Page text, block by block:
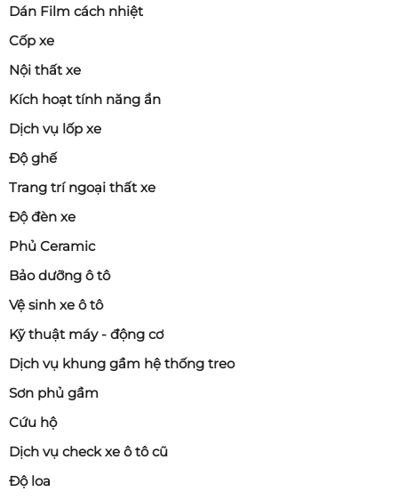
Dán Film cách nhiệt
Cốp xe
Nội thất xe
Kích hoạt tính năng ẩn
Dịch vụ lốp xe
Độ ghế
Trang trí ngoại thất xe
Độ đèn xe
Phủ Ceramic
Bảo dưỡng ô tô
Vệ sinh xe ô tô
Kỹ thuật máy - động cơ
Dịch vụ khung gầm hệ thống treo
Sơn phủ gầm
Cứu hộ
Dịch vụ check xe ô tô cũ
Độ loa